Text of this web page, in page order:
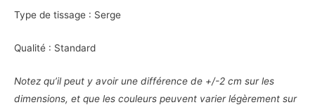
Type de tissage : Serge
Qualité : Standard
Notez qu’il peut y avoir une différence de +/-2 cm sur les
dimensions, et que les couleurs peuvent varier légèrement sur